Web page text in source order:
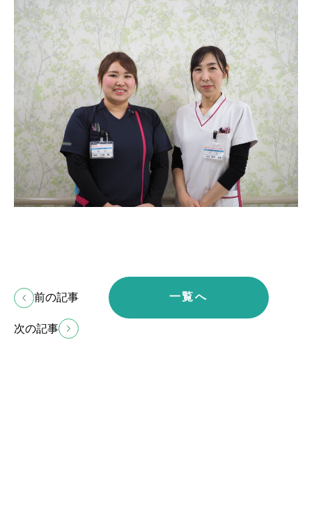
前の記事 一覧へ
次の記事